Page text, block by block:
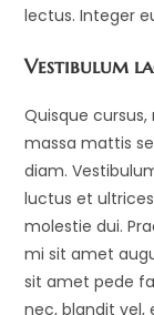
lectus. Integer
Vestibulum
Quisque
massa mattis
diam.
luctus et
molestie dui.
mi sit amet
sit amet pede
nec, blandit vel,